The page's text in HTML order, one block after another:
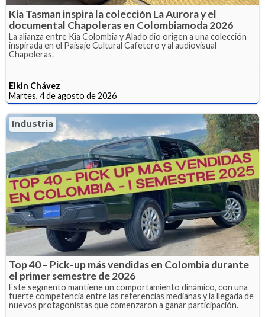
Kia Tasman inspira la colección La Aurora y el
documental Chapoleras en Colombiamoda 2026
La alianza entre Kia Colombia y Alado dio origen a una colección
inspirada en el Paisaje Cultural Cafetero y al audiovisual
Chapoleras.
Elkin Chávez
Martes, 4 de agosto de 2026
Industria
Top 40 – Pick-up más vendidas en Colombia durante
el primer semestre de 2026
Este segmento mantiene un comportamiento dinámico, con una
fuerte competencia entre las referencias medianas y la llegada de
nuevos protagonistas que comenzaron a ganar participación.